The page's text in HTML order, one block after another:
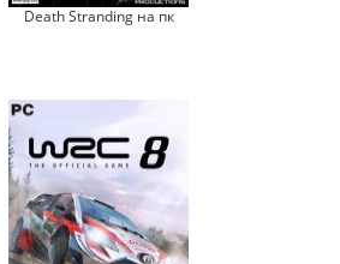
Death Stranding на пк